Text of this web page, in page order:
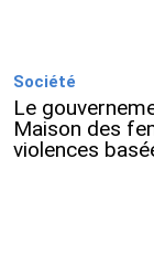
Société
Le
Maison des
violences